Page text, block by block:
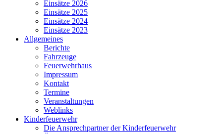
Einsätze 2026
Einsätze 2025
Einsätze 2024
Einsätze 2023
Allgemeines
Berichte
Fahrzeuge
Feuerwehrhaus
Impressum
Kontakt
Termine
Veranstaltungen
Weblinks
Kinderfeuerwehr
Die Ansprechpartner der Kinderfeuerwehr